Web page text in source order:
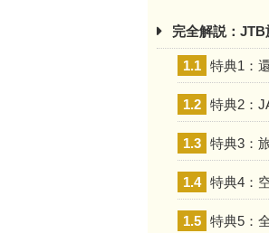
完全解説：
1.1 特典1：
1.2 特典2：
1.3 特典3：
1.4 特典4：
1.5 特典5：